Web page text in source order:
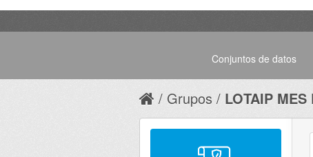
Conjuntos de datos
Grupos LOTAIP MES